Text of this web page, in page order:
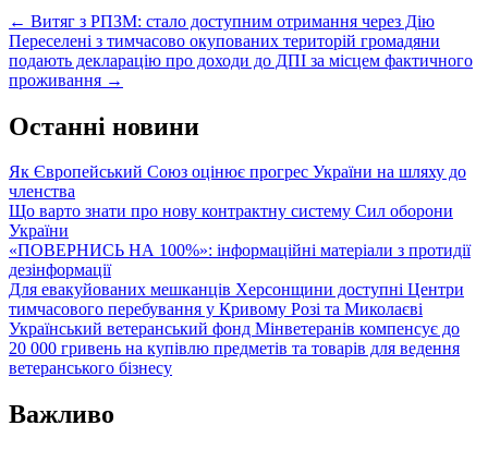
Post
navigation
← Витяг з РПЗМ: стало доступним отримання через Дію
Переселені з тимчасово окупованих територій громадяни
подають декларацію про доходи до ДПІ за місцем фактичного
проживання →
Останні новини
Як Європейський Союз оцінює прогрес України на шляху до
членства
Що варто знати про нову контрактну систему Сил оборони
України
«ПОВЕРНИСЬ НА 100%»: інформаційні матеріали з протидії
дезінформації
Для евакуйованих мешканців Херсонщини доступні Центри
тимчасового перебування у Кривому Розі та Миколаєві
Український ветеранський фонд Мінветеранів компенсує до
20 000 гривень на купівлю предметів та товарів для ведення
ветеранського бізнесу
Важливо